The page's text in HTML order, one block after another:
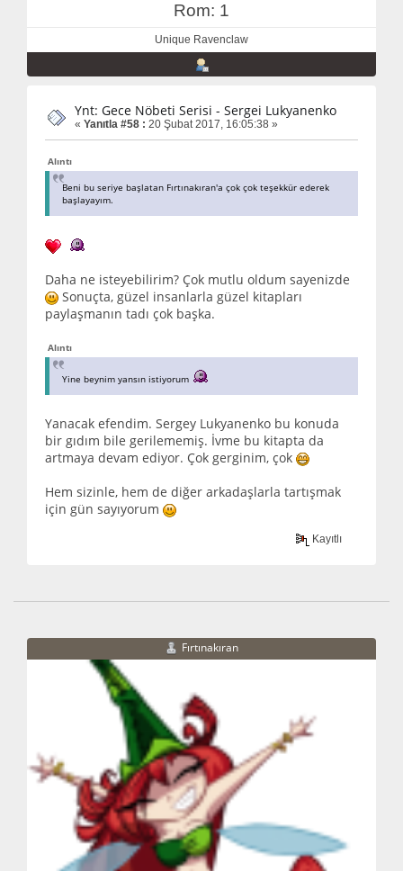
Rom: 1
Unique Ravenclaw
Ynt: Gece Nöbeti Serisi - Sergei Lukyanenko
« Yanıtla #58 : 20 Şubat 2017, 16:05:38 »
Alıntı
Beni bu seriye başlatan Fırtınakıran'a çok çok teşekkür ederek
başlayayım.
Daha ne isteyebilirim? Çok mutlu oldum sayenizde
Sonuçta, güzel insanlarla güzel kitapları
paylaşmanın tadı çok başka.
Alıntı
Yine beynim yansın istiyorum
Yanacak efendim. Sergey Lukyanenko bu konuda
bir gıdım bile gerilememiş. İvme bu kitapta da
artmaya devam ediyor. Çok gerginim, çok
Hem sizinle, hem de diğer arkadaşlarla tartışmak
için gün sayıyorum
Kayıtlı
Fırtınakıran